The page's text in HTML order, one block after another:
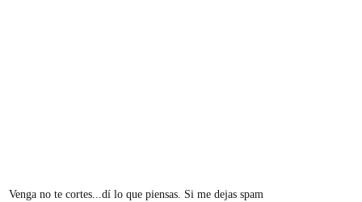
Venga no te cortes...dí lo que piensas. Si me dejas spam